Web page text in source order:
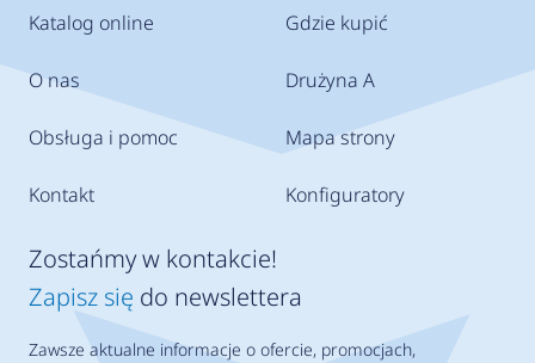
Katalog online
O nas
Obsługa i pomoc
Kontakt
Gdzie kupić
Drużyna A
Mapa strony
Konfiguratory
Zostańmy w kontakcie!
Zapisz się do newslettera
Zawsze aktualne informacje o ofercie, promocjach,